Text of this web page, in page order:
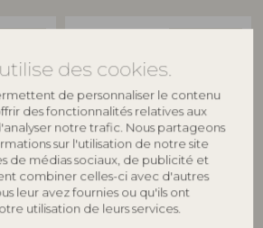
des cookies.
de personnaliser le contenu
des fonctionnalités relatives aux
notre trafic. Nous partageons
sur l'utilisation de notre site
de médias sociaux, de publicité et
combiner celles-ci avec d'autres
leur avez fournies ou qu'ils ont
utilisation de leurs services.
BLOOMINGVILLE